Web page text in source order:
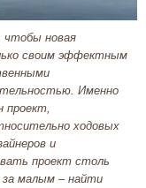
чтобы новая
своим эффектным
Именно
проект,
ходовых
и
проект столь
за малым – найти